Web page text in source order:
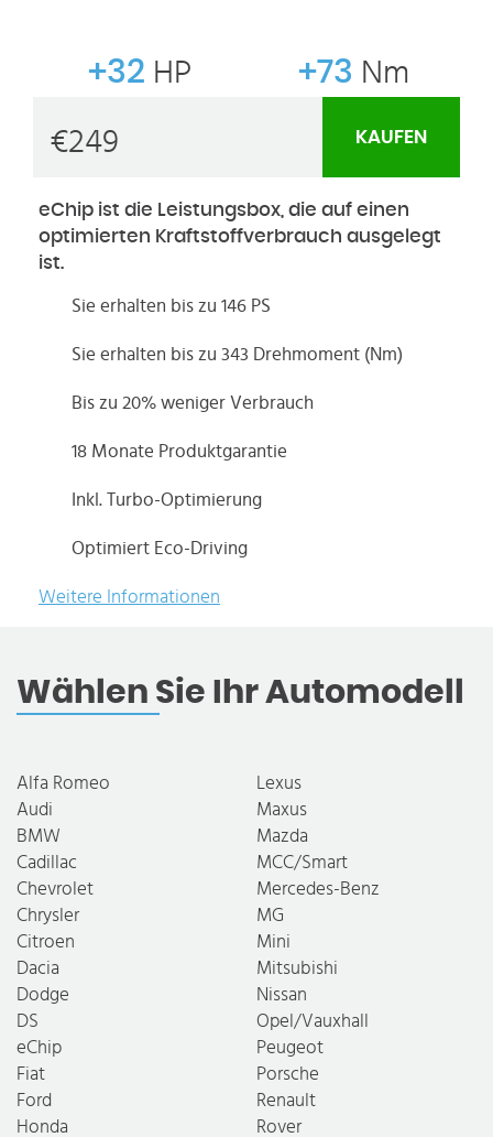
+32 HP +73 Nm
€249 KAUFEN
eChip ist die Leistungsbox, die auf einen
optimierten Kraftstoffverbrauch ausgelegt
ist.
Sie erhalten bis zu 146 PS
Sie erhalten bis zu 343 Drehmoment (Nm)
Bis zu 20% weniger Verbrauch
18 Monate Produktgarantie
Inkl. Turbo-Optimierung
Optimiert Eco-Driving
Weitere Informationen
Wählen Sie Ihr Automodell
Alfa Romeo
Audi
BMW
Cadillac
Chevrolet
Chrysler
Citroen
Dacia
Dodge
DS
eChip
Fiat
Ford
Honda
Lexus
Maxus
Mazda
MCC/Smart
Mercedes-Benz
MG
Mini
Mitsubishi
Nissan
Opel/Vauxhall
Peugeot
Porsche
Renault
Rover